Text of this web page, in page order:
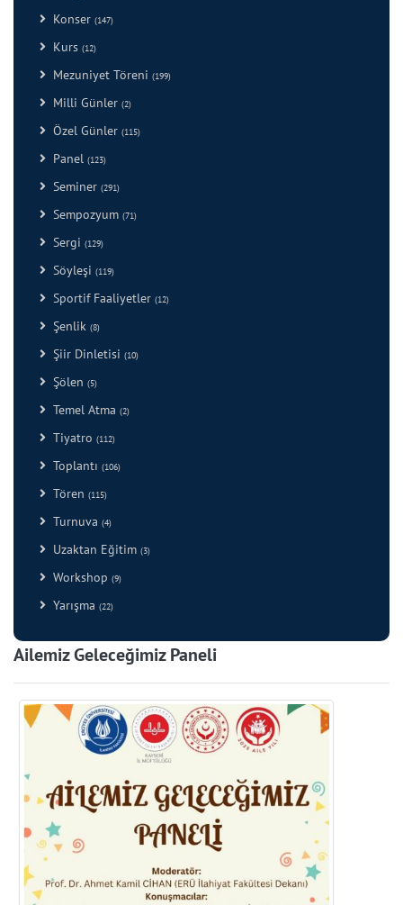
Konser (147)
Kurs (12)
Mezuniyet Töreni (199)
Milli Günler (2)
Özel Günler (115)
Panel (123)
Seminer (291)
Sempozyum (71)
Sergi (129)
Söyleşi (119)
Sportif Faaliyetler (12)
Şenlik (8)
Şiir Dinletisi (10)
Şölen (5)
Temel Atma (2)
Tiyatro (112)
Toplantı (106)
Tören (115)
Turnuva (4)
Uzaktan Eğitim (3)
Workshop (9)
Yarışma (22)
Ailemiz Geleceğimiz Paneli